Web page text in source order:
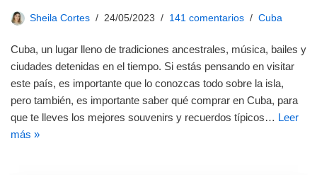
Sheila Cortes 24/05/2023 141 comentarios Cuba
Cuba, un lugar lleno de tradiciones ancestrales, música, bailes y
ciudades detenidas en el tiempo. Si estás pensando en visitar
este país, es importante que lo conozcas todo sobre la isla,
pero también, es importante saber qué comprar en Cuba, para
que te lleves los mejores souvenirs y recuerdos típicos… Leer
más »